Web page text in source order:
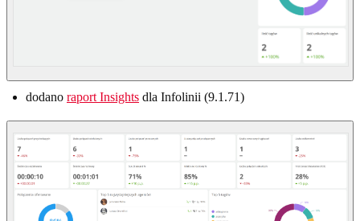
dodano raport Insights dla Infolinii (9.1.71)